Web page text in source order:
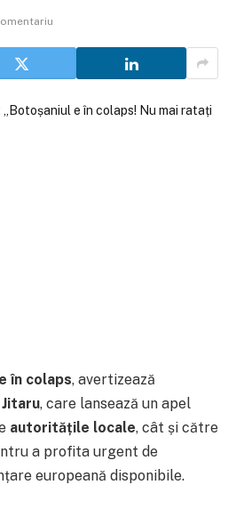
în colaps, avertizează
Jitaru, care lansează un apel
autoritățile locale, cât și către
a profita urgent de
europeană disponibile.